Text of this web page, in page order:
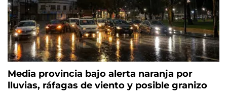
Media provincia bajo alerta naranja por
lluvias, ráfagas de viento y posible granizo